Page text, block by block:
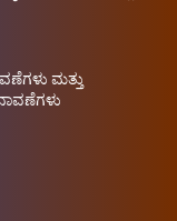
ಮತ್ತು